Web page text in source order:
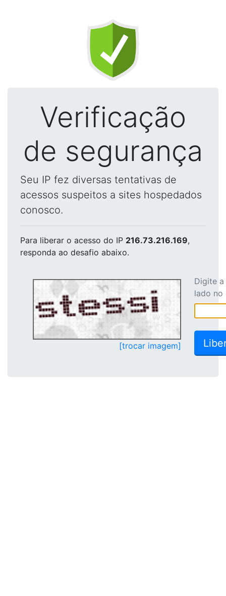
Verificação
de segurança
Seu IP fez diversas tentativas de
acessos suspeitos a sites hospedados
conosco.
Para liberar o acesso do IP 216.73.216.169,
responda ao desafio abaixo.
[trocar imagem]
Digite
lado no